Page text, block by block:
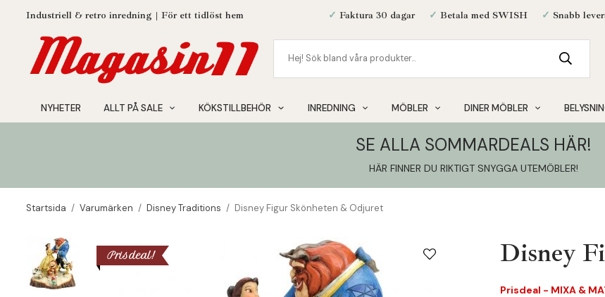
Industriell & retro inredning | För ett tidlöst hem ✓ Faktura 30 dagar ✓ Betala med SWISH ✓ Snabb
NYHETER ALLT PÅ SALE KÖKSTILLBEHÖR INREDNING MÖBLER DINER MÖBLER
SE ALLA SOMMARDEALS HÄR!
HÄR FINNER DU RIKTIGT SNYGGA UTEMÖBLER!
Startsida / Varumärken / Disney Traditions / Disney Figur Skönheten & Odjuret
Prisdeal! Disney
Prisdeal - MIXA &